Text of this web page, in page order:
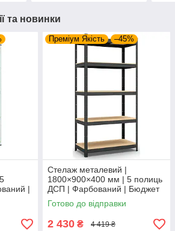
та новинки
|
|
Преміум Якість –45%
Стелаж металевий |
1800×900×400 мм | 5 полиць
ДСП | Фарбований | Бюджет
КД | 175 кг/полицю | збірний
для гаража, складу та
Готово до відправки
2 430 ₴ 4 419 ₴